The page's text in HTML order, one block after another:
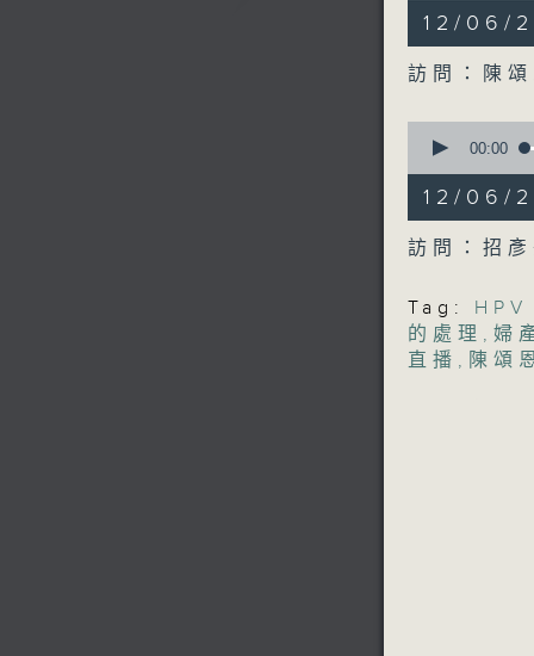
20
minutes,
55
seconds
90%
12/06/
訪問：陳
seconds
49
minutes,
23
seconds
90%
00:00
12/06/
訪問：招
Tag:
HPV
的處理 , 婦
直播 , 陳頌